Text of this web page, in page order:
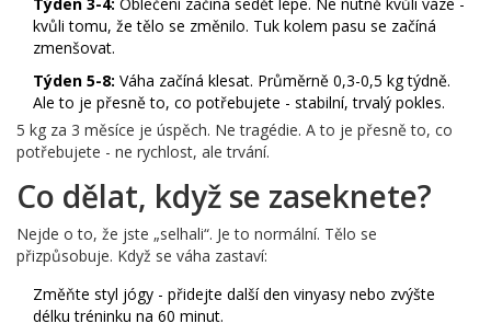
kvůli tomu, že tělo se změnilo. Tuk kolem pasu se začíná
zmenšovat.
Týden 5-8: Váha začíná klesat. Průměrně 0,3-0,5 kg týdně.
Ale to je přesně to, co potřebujete - stabilní, trvalý pokles.
5 kg za 3 měsíce je úspěch. Ne tragédie. A to je přesně to, co
potřebujete - ne rychlost, ale trvání.
Co dělat, když se zaseknete?
Nejde o to, že jste „selhali“. Je to normální. Tělo se
přizpůsobuje. Když se váha zastaví:
Změňte styl jógy - přidejte další den vinyasy nebo zvýšte
délku tréninku na 60 minut.